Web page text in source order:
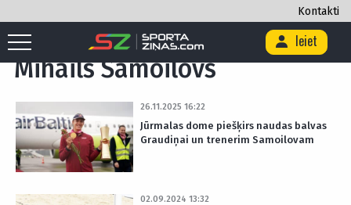
Kontakti
Ieiet
Sākums Birka "Mihails Samoilovs"
Mihails Samoilovs
26.11.2025 16:22
Jūrmalas dome piešķirs naudas balvas
Graudiņai un trenerim Samoilovam
02.09.2024 13:32